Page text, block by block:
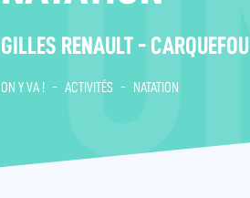
GILLES RENAULT - CARQUEFOU
ON Y VA ! - ACTIVITÉS - NATATION